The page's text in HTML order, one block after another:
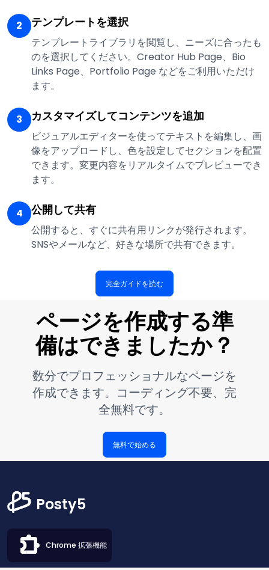
2 テンプレートを選択
テンプレートライブラリを閲覧し、ニーズに合ったも
のを選択してください。Creator Hub Page、Bio
Links Page、Portfolio Page などをご利用いただけ
ます。
3 カスタマイズしてコンテンツを追加
ビジュアルエディターを使ってテキストを編集し、画
像をアップロードし、色を設定してセクションを配置
できます。変更内容をリアルタイムでプレビューでき
ます。
4 公開して共有
公開すると、すぐに共有用リンクが発行されます。
SNSやメールなど、好きな場所で共有できます。
完全ガイドを読む
ページを作成する準
備はできましたか？
数分でプロフェッショナルなページを
作成できます。コーディング不要、完
全無料です。
無料で始める
Posty5
Chrome 拡張機能